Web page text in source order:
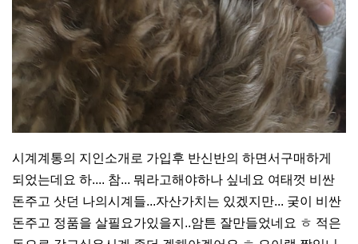
시계계통의 지인소개로 가입후 반신반의 하면서구매하게
되었는데요 하.... 참... 뭐라고해야하나 싶네요 여태껏 비싼
돈주고 삿던 나의시계들...자산가치는 있겠지만... 궂이 비싼
돈주고 정품을 살필요가있을지..암튼 잘만들었네요 ㅎ 적은